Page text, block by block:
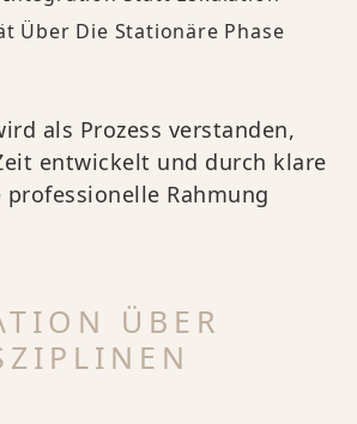
Über Die Stationäre Phase
als Prozess verstanden,
entwickelt und durch klare
Rahmung
ÜBER